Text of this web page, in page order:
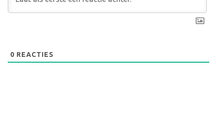
0 REACTIES